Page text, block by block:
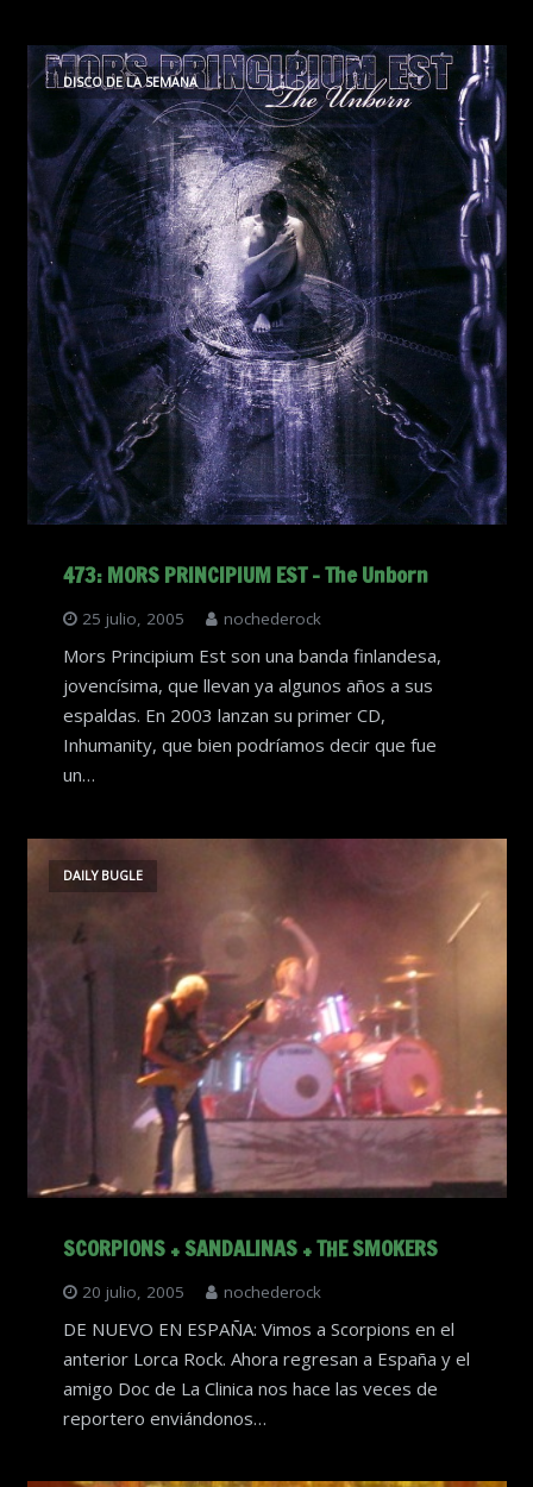
473: MORS PRINCIPIUM EST – The Unborn
25 julio, 2005 nochederock
DISCO DE LA SEMANA
Mors Principium Est son una banda finlandesa,
jovencísima, que llevan ya algunos años a sus
espaldas. En 2003 lanzan su primer CD,
Inhumanity, que bien podríamos decir que fue
un…
SCORPIONS + SANDALINAS + THE SMOKERS
20 julio, 2005 nochederock
DAILY BUGLE
DE NUEVO EN ESPAÑA: Vimos a Scorpions en el
anterior Lorca Rock. Ahora regresan a España y el
amigo Doc de La Clinica nos hace las veces de
reportero enviándonos…